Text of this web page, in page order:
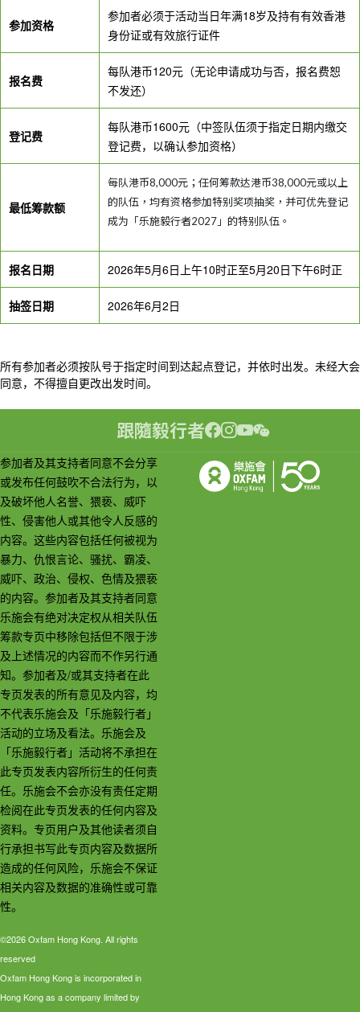
参加资格
参加者必须于活动当日年满18岁及持有有效香港
身份证或有效旅行证件
报名费
每队港币120元（无论申请成功与否，报名费恕
不发还）
登记费
每队港币1600元（中签队伍须于指定日期内缴交
登记费，以确认参加资格）
最低筹款额
每队港币8,000元；任何筹款达港币38,000元或以上
的队伍，均有资格参加特别奖项抽奖，并可优先登记
成为「乐施毅行者2027」的特别队伍。
报名日期 2026年5月6日上午10时正至5月20日下午6时正
抽签日期 2026年6月2日
所有参加者必须按队号于指定时间到达起点登记，并依时出发。未经大会
同意，不得擅自更改出发时间。
跟隨毅行者
参加者及其支持者同意不会分享
或发布任何鼓吹不合法行为，以
及破坏他人名誉、猥亵、威吓
性、侵害他人或其他令人反感的
内容。这些内容包括任何被视为
暴力、仇恨言论、骚扰、霸凌、
威吓、政治、侵权、色情及猥亵
的内容。参加者及其支持者同意
乐施会有绝对决定权从相关队伍
筹款专页中移除包括但不限于涉
及上述情况的内容而不作另行通
知。参加者及/或其支持者在此
专页发表的所有意见及内容，均
不代表乐施会及「乐施毅行者」
活动的立场及看法。乐施会及
「乐施毅行者」活动将不承担在
此专页发表内容所衍生的任何责
任。乐施会不会亦没有责任定期
检阅在此专页发表的任何内容及
资料。专页用户及其他读者须自
行承担书写此专页内容及数据所
造成的任何风险，乐施会不保证
相关内容及数据的准确性或可靠
性。
©2026 Oxfam Hong Kong. All rights
reserved
Oxfam Hong Kong is incorporated in
Hong Kong as a company limited by